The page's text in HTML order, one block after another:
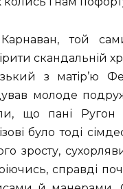
той
скандальній
з матір’ю
молоде
що пані Ругон
було тоді
зросту,
справді